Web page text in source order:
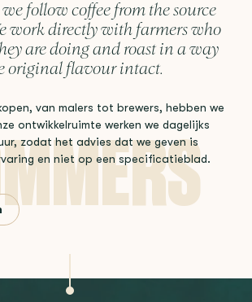
follow coffee from the source
work directly with farmers who
are doing and roast in a way
original flavour intact.
van malers tot brewers, hebben we
ontwikkelruimte werken we dagelijks
zodat het advies dat we geven is
en niet op een specificatieblad.